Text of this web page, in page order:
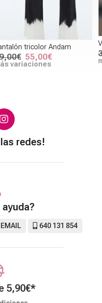
Vaquero
35,00€
más
redes!
EMAIL 640 131 854
5,90€*